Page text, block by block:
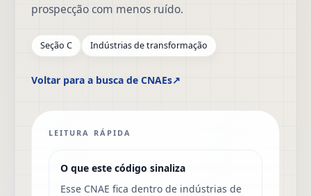
prospecção com menos ruído.
Seção C Indústrias de transformação
Voltar para a busca de CNAEs↗
LEITURA RÁPIDA
O que este código sinaliza
Esse CNAE fica dentro de indústrias de